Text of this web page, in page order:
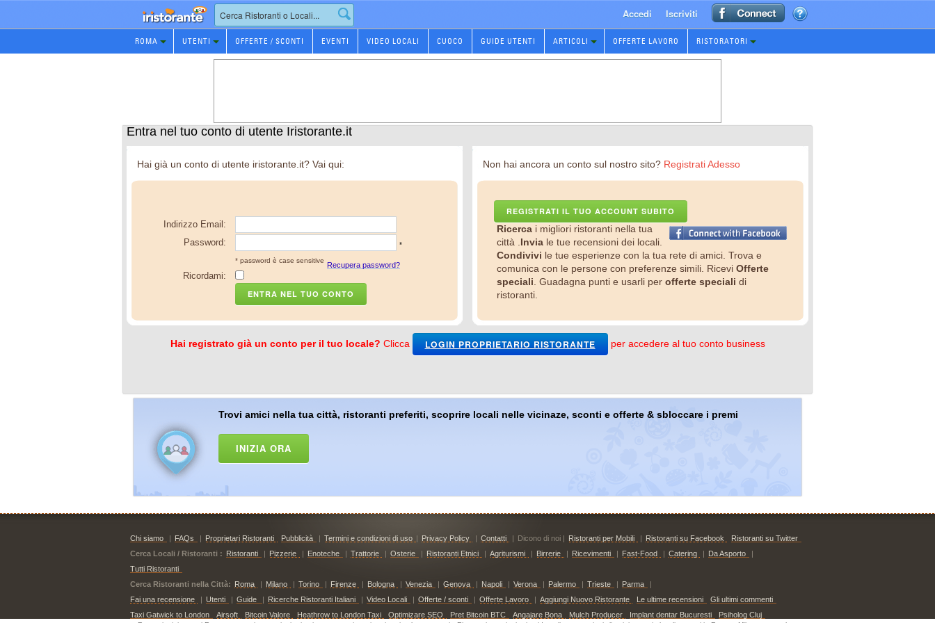
Prenotazione
Ristorante
Accedi Iscriviti
ROMA UTENTI OFFERTE / SCONTI EVENTI VIDEO LOCALI CUOCO GUIDE UTENTI ARTICOLI OFFERTE LAVORO RISTORATORI
Entra nel tuo conto di utente Iristorante.it
Hai già un conto di utente iristorante.it? Vai qui:
Indirizzo Email:
Password:
*
* password è case sensitive
Recupera password?
Ricordami:
ENTRA NEL TUO CONTO
Non hai ancora un conto sul nostro sito? Registrati Adesso
REGISTRATI IL TUO ACCOUNT SUBITO
Ricerca i migliori ristoranti nella tua
città . Invia le tue recensioni dei locali.
Condivivi le tue esperienze con la tua rete di amici. Trova e
comunica con le persone con preferenze simili. Ricevi Offerte
speciali . Guadagna punti e usarli per offerte speciali di
ristoranti.
Hai registrato già un conto per il tuo locale? Clicca LOGIN PROPRIETARIO RISTORANTE per accedere al tuo conto business
Trovi amici nella tua città, ristoranti preferiti, scoprire locali nelle vicinaze, sconti e offerte & sbloccare i premi
INIZIA ORA
Chi siamo | FAQs | Proprietari Ristoranti Pubblicità | Termini e condizioni di uso | Privacy Policy | Contatti | Dicono di noi | Ristoranti per Mobili | Ristoranti su Facebook
Ristoranti su Twitter
Cerca Locali / Ristoranti : Ristoranti | Pizzerie | Enoteche | Trattorie | Osterie | Ristoranti Etnici | Agriturismi | Birrerie | Ricevimenti | Fast-Food | Catering | Da Asporto
|
Tutti Ristoranti
Cerca Ristoranti nella Città: Roma | Milano | Torino | Firenze | Bologna | Venezia | Genova | Napoli | Verona | Palermo | Trieste | Parma
|
Fai una recensione
| Utenti | Guide | Ricerche Ristoranti Italiani | Video Locali | Offerte / sconti | Offerte Lavoro | Aggiungi Nuovo Ristorante Le ultime recensioni
Gli ultimi commenti
Taxi Gatwick to London
Airsoft Bitcoin Valore Heathrow to London Taxi Optimizare SEO Pret Bitcoin BTC Angajare Bona Mulch Producer Implant dentar Bucuresti Psiholog Cluj